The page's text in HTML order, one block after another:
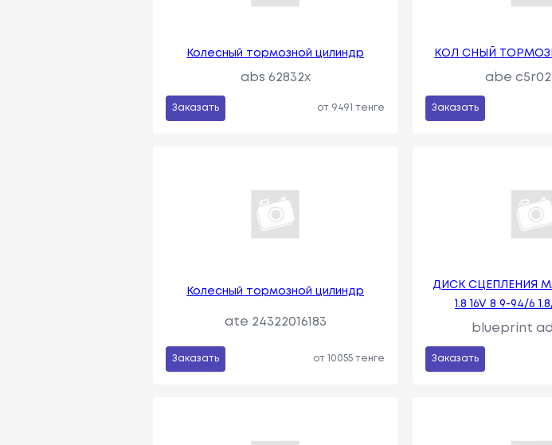
Колесный тормозной цилиндр
abs 62832x
Заказать от 9491 тенге
КОЛ СНЫЙ
abe
Заказать
Колесный тормозной цилиндр
ate 24322016183
Заказать от 10055 тенге
ДИСК СЦЕПЛЕНИЯ
1.8 16V 8 9-94/6
blueprint
Заказать